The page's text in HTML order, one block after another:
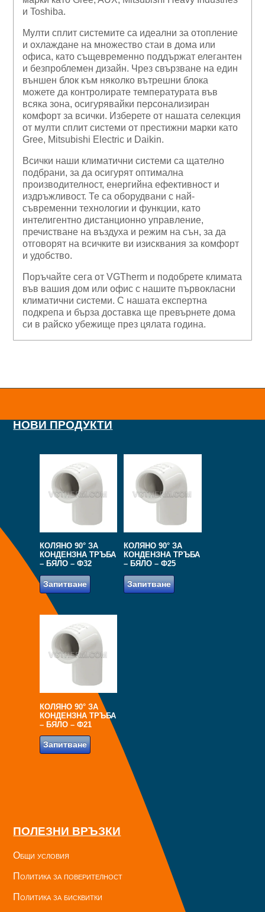
и Toshiba.
Мулти сплит системите са идеални за отопление
и охлаждане на множество стаи в дома или
офиса, като същевременно поддържат елегантен
и безпроблемен дизайн. Чрез свързване на един
външен блок към няколко вътрешни блока
можете да контролирате температурата във
всяка зона, осигурявайки персонализиран
комфорт за всички. Изберете от нашата селекция
от мулти сплит системи от престижни марки като
Gree, Mitsubishi Electric и Daikin.
Всички наши климатични системи са щателно
подбрани, за да осигурят оптимална
производителност, енергийна ефективност и
издръжливост. Те са оборудвани с най-
съвременни технологии и функции, като
интелигентно дистанционно управление,
пречистване на въздуха и режим на сън, за да
отговорят на всичките ви изисквания за комфорт
и удобство.
Поръчайте сега от VGTherm и подобрете климата
във вашия дом или офис с нашите първокласни
климатични системи. С нашата експертна
подкрепа и бърза доставка ще превърнете дома
си в райско убежище през цялата година.
НОВИ ПРОДУКТИ
КОЛЯНО 90° ЗА
КОНДЕНЗНА ТРЪБА
– БЯЛО – Ф32
Запитване
КОЛЯНО 90° ЗА
КОНДЕНЗНА ТРЪБА
– БЯЛО – Ф25
Запитване
КОЛЯНО 90° ЗА
КОНДЕНЗНА ТРЪБА
– БЯЛО – Ф21
Запитване
ПОЛЕЗНИ ВРЪЗКИ
Общи условия
Политика за поверителност
Политика за бисквитки